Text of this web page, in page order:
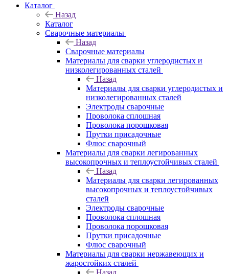
Каталог
Назад
Каталог
Сварочные материалы
Назад
Сварочные материалы
Материалы для сварки углеродистых и
низколегированных сталей
Назад
Материалы для сварки углеродистых и
низколегированных сталей
Электроды сварочные
Проволока сплошная
Проволока порошковая
Прутки присадочные
Флюс сварочный
Материалы для сварки легированных
высокопрочных и теплоустойчивых сталей
Назад
Материалы для сварки легированных
высокопрочных и теплоустойчивых
сталей
Электроды сварочные
Проволока сплошная
Проволока порошковая
Прутки присадочные
Флюс сварочный
Материалы для сварки нержавеющих и
жаростойких сталей
Назад